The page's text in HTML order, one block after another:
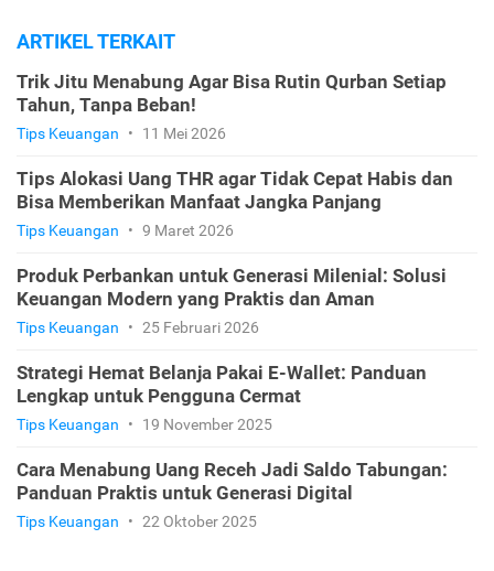
ARTIKEL TERKAIT
Trik Jitu Menabung Agar Bisa Rutin Qurban Setiap
Tahun, Tanpa Beban!
Tips Keuangan • 11 Mei 2026
Tips Alokasi Uang THR agar Tidak Cepat Habis dan
Bisa Memberikan Manfaat Jangka Panjang
Tips Keuangan • 9 Maret 2026
Produk Perbankan untuk Generasi Milenial: Solusi
Keuangan Modern yang Praktis dan Aman
Tips Keuangan • 25 Februari 2026
Strategi Hemat Belanja Pakai E-Wallet: Panduan
Lengkap untuk Pengguna Cermat
Tips Keuangan • 19 November 2025
Cara Menabung Uang Receh Jadi Saldo Tabungan:
Panduan Praktis untuk Generasi Digital
Tips Keuangan • 22 Oktober 2025